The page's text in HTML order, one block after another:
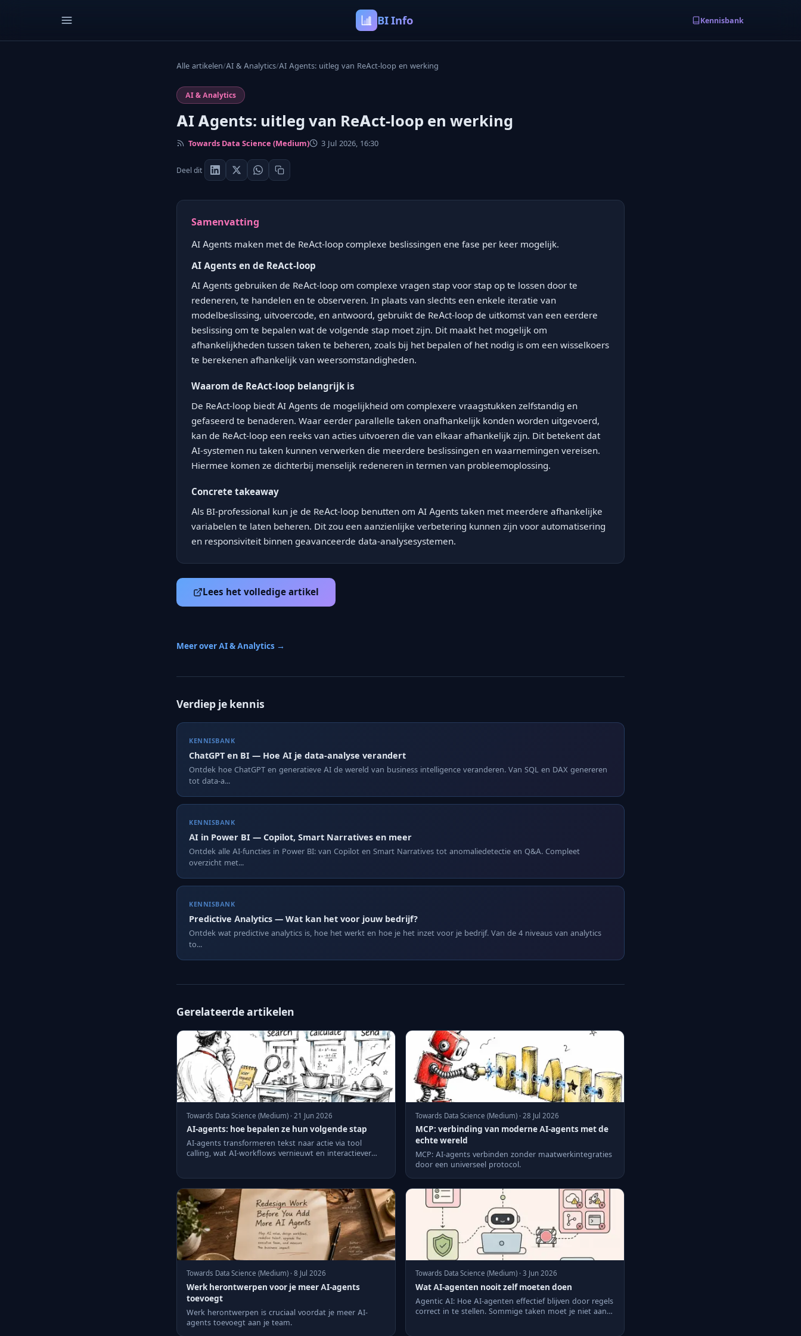
BI Info Kennisbank
Alle artikelen/AI & Analytics/AI Agents: uitleg van ReAct-loop en werking
AI & Analytics
AI Agents: uitleg van ReAct-loop en werking
Towards Data Science (Medium) 3 Jul 2026, 16:30
Deel dit
Samenvatting
AI Agents maken met de ReAct-loop complexe beslissingen ene fase per keer mogelijk.
AI Agents en de ReAct-loop
AI Agents gebruiken de ReAct-loop om complexe vragen stap voor stap op te lossen door te
redeneren, te handelen en te observeren. In plaats van slechts een enkele iteratie van
modelbeslissing, uitvoercode, en antwoord, gebruikt de ReAct-loop de uitkomst van een eerdere
beslissing om te bepalen wat de volgende stap moet zijn. Dit maakt het mogelijk om
afhankelijkheden tussen taken te beheren, zoals bij het bepalen of het nodig is om een wisselkoers
te berekenen afhankelijk van weersomstandigheden.
Waarom de ReAct-loop belangrijk is
De ReAct-loop biedt AI Agents de mogelijkheid om complexere vraagstukken zelfstandig en
gefaseerd te benaderen. Waar eerder parallelle taken onafhankelijk konden worden uitgevoerd,
kan de ReAct-loop een reeks van acties uitvoeren die van elkaar afhankelijk zijn. Dit betekent dat
AI-systemen nu taken kunnen verwerken die meerdere beslissingen en waarnemingen vereisen.
Hiermee komen ze dichterbij menselijk redeneren in termen van probleemoplossing.
Concrete takeaway
Als BI-professional kun je de ReAct-loop benutten om AI Agents taken met meerdere afhankelijke
variabelen te laten beheren. Dit zou een aanzienlijke verbetering kunnen zijn voor automatisering
en responsiviteit binnen geavanceerde data-analysesystemen.
Lees het volledige artikel
Meer over AI & Analytics →
Verdiep je kennis
KENNISBANK
ChatGPT en BI — Hoe AI je data-analyse verandert
Ontdek hoe ChatGPT en generatieve AI de wereld van business intelligence veranderen. Van SQL en DAX genereren
tot data-a...
KENNISBANK
AI in Power BI — Copilot, Smart Narratives en meer
Ontdek alle AI-functies in Power BI: van Copilot en Smart Narratives tot anomaliedetectie en Q&A. Compleet
overzicht met...
KENNISBANK
Predictive Analytics — Wat kan het voor jouw bedrijf?
Ontdek wat predictive analytics is, hoe het werkt en hoe je het inzet voor je bedrijf. Van de 4 niveaus van analytics
to...
Gerelateerde artikelen
Towards Data Science (Medium) · 21 Jun 2026
AI-agents: hoe bepalen ze hun volgende stap
AI-agents transformeren tekst naar actie via tool
calling, wat AI-workflows vernieuwt en interactiever
Towards Data Science (Medium) · 28 Jul 2026
MCP: verbinding van moderne AI-agents met de
echte wereld
MCP: AI-agents verbinden zonder maatwerkintegraties
door een universeel protocol.
Towards Data Science (Medium) · 8 Jul 2026
Werk herontwerpen voor je meer AI-agents
toevoegt
Werk herontwerpen is cruciaal voordat je meer AI-
agents toevoegt aan je team.
Towards Data Science (Medium) · 3 Jun 2026
Wat AI-agenten nooit zelf moeten doen
Agentic AI: Hoe AI-agenten effectief blijven door regels
correct in te stellen. Sommige taken moet je niet aan